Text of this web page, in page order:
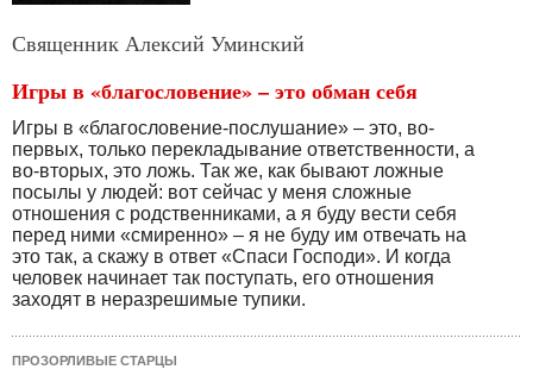
Священник Алексий Уминский
Игры в «благословение» – это обман себя
Игры в «благословение-послушание» – это, во-
первых, только перекладывание ответственности, а
во-вторых, это ложь. Так же, как бывают ложные
посылы у людей: вот сейчас у меня сложные
отношения с родственниками, а я буду вести себя
перед ними «смиренно» – я не буду им отвечать на
это так, а скажу в ответ «Спаси Господи». И когда
человек начинает так поступать, его отношения
заходят в неразрешимые тупики.
ПРОЗОРЛИВЫЕ СТАРЦЫ